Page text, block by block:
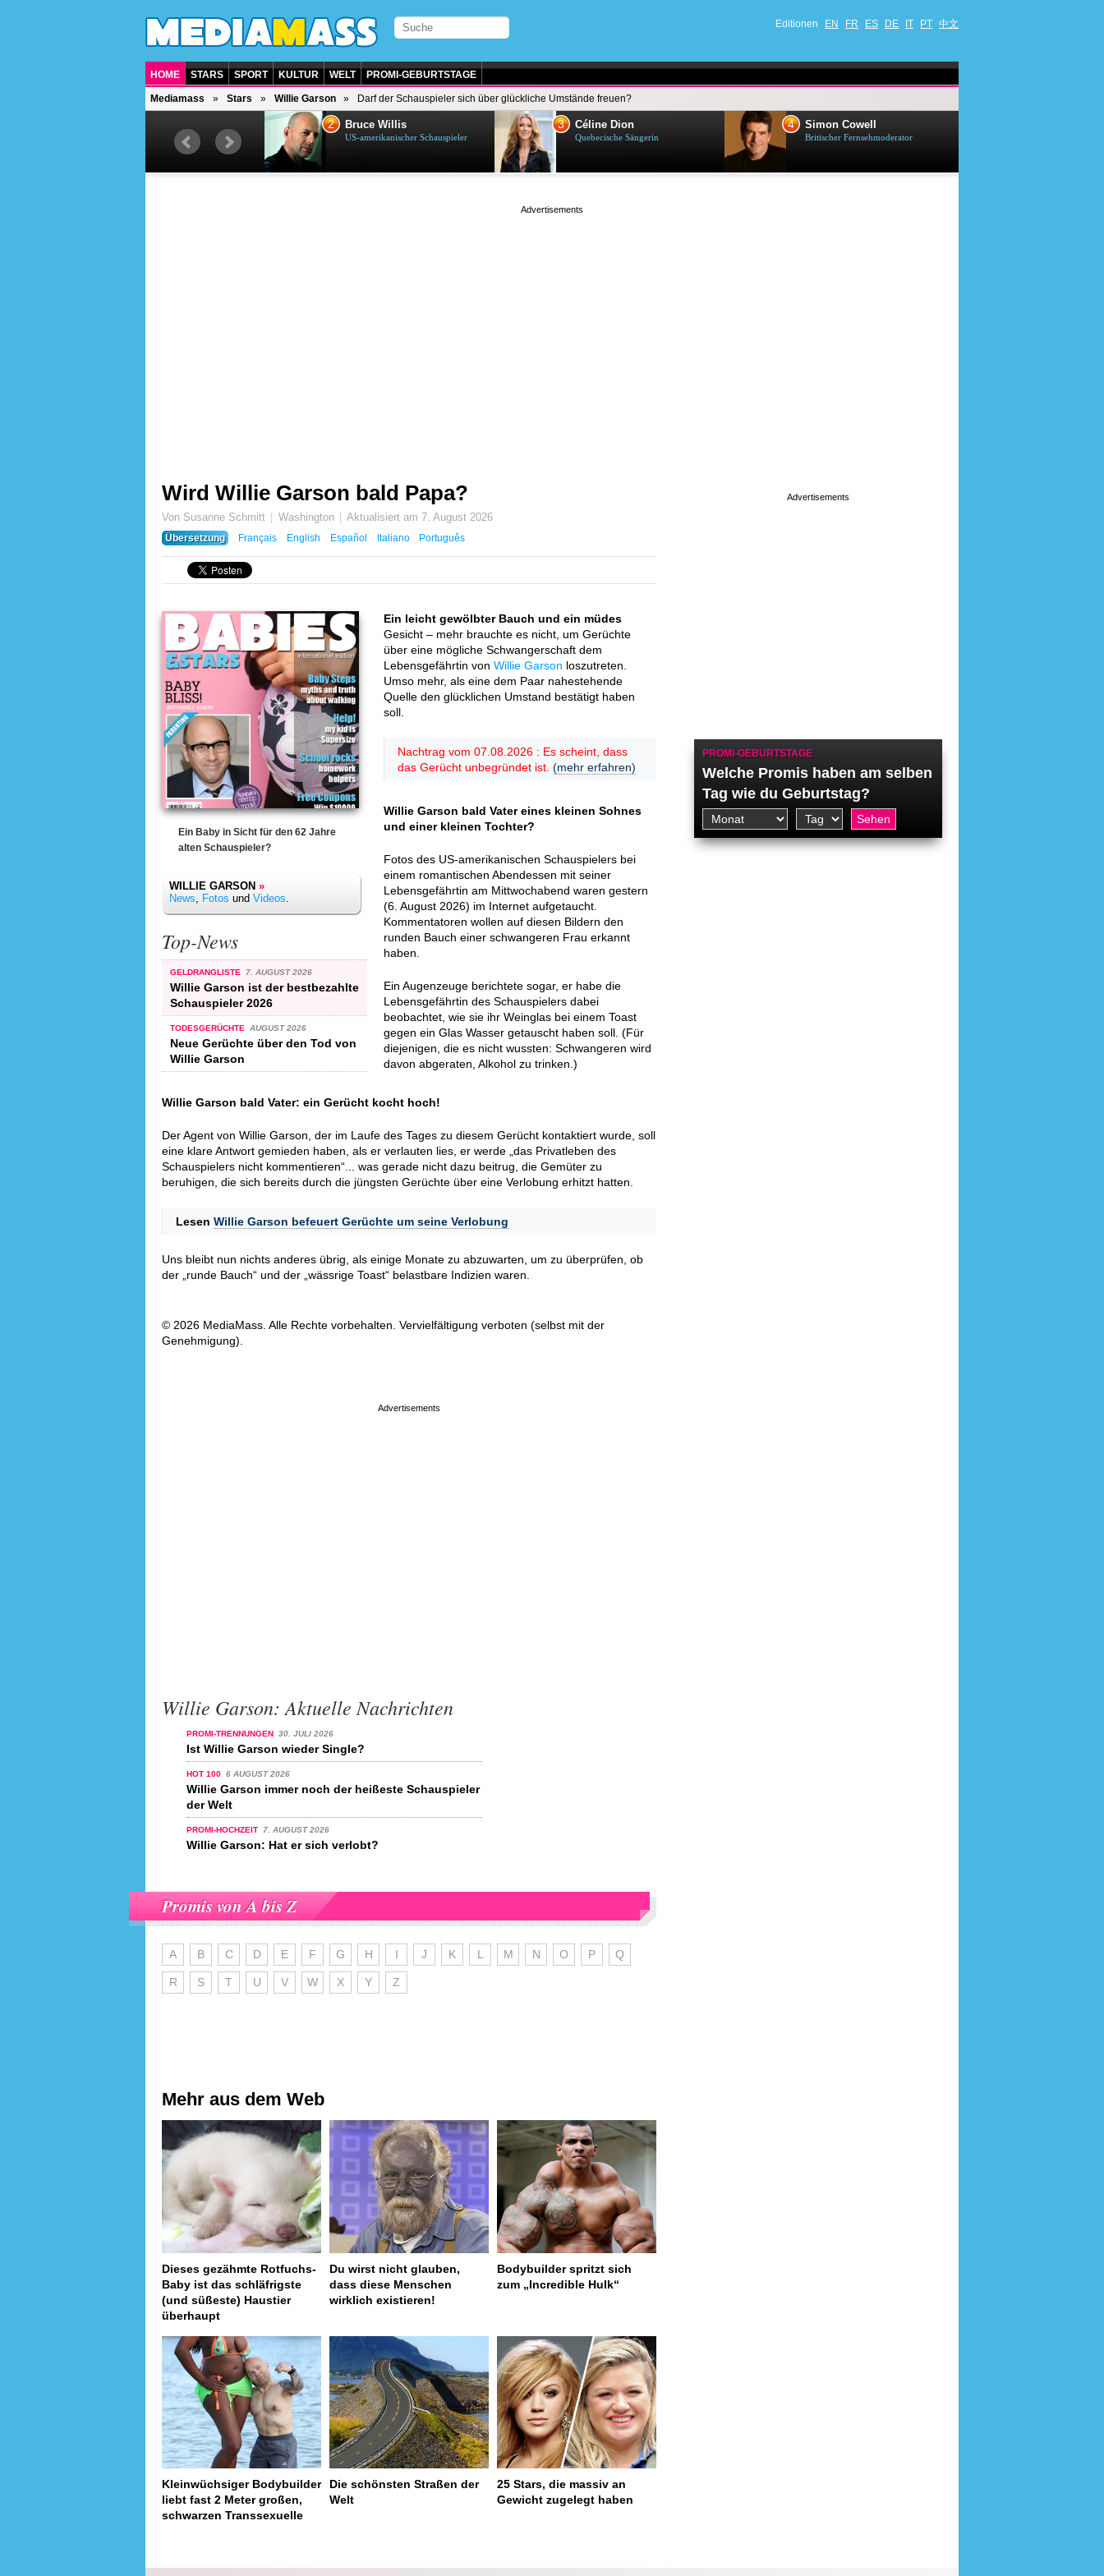
Editionen EN FR ES DE IT PT 中文
HOME STARS SPORT KULTUR WELT PROMI-GEBURTSTAGE
Mediamass Stars Willie Garson Darf der Schauspieler sich über glückliche Umstände freuen?
Deutsche Sängerin
2 Bruce Willis
US-amerikanischer Schauspieler
3 Céline Dion
Quebecische Sängerin
4 Simon Cowell
Britischer Fernsehmoderator
Wird Willie Garson bald Papa?
Von Susanne Schmitt Washington Aktualisiert am 7. August 2026
Übersetzung
Français English Español Italiano Português
Ein Baby in Sicht für den 62 Jahre
alten Schauspieler?
WILLIE GARSON »
News, Fotos und Videos.
Top-News
GELDRANGLISTE 7. AUGUST 2026
Willie Garson ist der bestbezahlte
Schauspieler 2026
TODESGERÜCHTE AUGUST 2026
Neue Gerüchte über den Tod von
Willie Garson
Ein leicht gewölbter Bauch und ein müdes
Gesicht – mehr brauchte es nicht, um Gerüchte
über eine mögliche Schwangerschaft dem
Lebensgefährtin von Willie Garson loszutreten.
Umso mehr, als eine dem Paar nahestehende
Quelle den glücklichen Umstand bestätigt haben
soll.
Nachtrag vom 07.08.2026 : Es scheint, dass
das Gerücht unbegründet ist. (mehr erfahren)
Willie Garson bald Vater eines kleinen Sohnes
und einer kleinen Tochter?
Fotos des US-amerikanischen Schauspielers bei
einem romantischen Abendessen mit seiner
Lebensgefährtin am Mittwochabend waren gestern
(6. August 2026) im Internet aufgetaucht.
Kommentatoren wollen auf diesen Bildern den
runden Bauch einer schwangeren Frau erkannt
haben.
Ein Augenzeuge berichtete sogar, er habe die
Lebensgefährtin des Schauspielers dabei
beobachtet, wie sie ihr Weinglas bei einem Toast
gegen ein Glas Wasser getauscht haben soll. (Für
diejenigen, die es nicht wussten: Schwangeren wird
davon abgeraten, Alkohol zu trinken.)
Willie Garson bald Vater: ein Gerücht kocht hoch!
Der Agent von Willie Garson, der im Laufe des Tages zu diesem Gerücht kontaktiert wurde, soll
eine klare Antwort gemieden haben, als er verlauten lies, er werde „das Privatleben des
Schauspielers nicht kommentieren“... was gerade nicht dazu beitrug, die Gemüter zu
beruhigen, die sich bereits durch die jüngsten Gerüchte über eine Verlobung erhitzt hatten.
Lesen Willie Garson befeuert Gerüchte um seine Verlobung
Uns bleibt nun nichts anderes übrig, als einige Monate zu abzuwarten, um zu überprüfen, ob
der „runde Bauch“ und der „wässrige Toast“ belastbare Indizien waren.
© 2026 MediaMass. Alle Rechte vorbehalten. Vervielfältigung verboten (selbst mit der
Genehmigung).
Willie Garson: Aktuelle Nachrichten
PROMI-TRENNUNGEN 30. JULI 2026
Ist Willie Garson wieder Single?
HOT 100 6 AUGUST 2026
Willie Garson immer noch der heißeste Schauspieler
der Welt
PROMI-HOCHZEIT 7. AUGUST 2026
Willie Garson: Hat er sich verlobt?
Promis von A bis Z
A B C D E F G H I J K L M N O P Q
R S T U V W X Y Z
Mehr aus dem Web
Dieses gezähmte Rotfuchs-
Baby ist das schläfrigste
(und süßeste) Haustier
überhaupt
Du wirst nicht glauben,
dass diese Menschen
wirklich existieren!
Bodybuilder spritzt sich
zum „Incredible Hulk“
Kleinwüchsiger Bodybuilder
liebt fast 2 Meter großen,
schwarzen Transsexuelle
Die schönsten Straßen der
Welt
25 Stars, die massiv an
Gewicht zugelegt haben
PROMI-GEBURTSTAGE
Welche Promis haben am selben
Tag wie du Geburtstag?